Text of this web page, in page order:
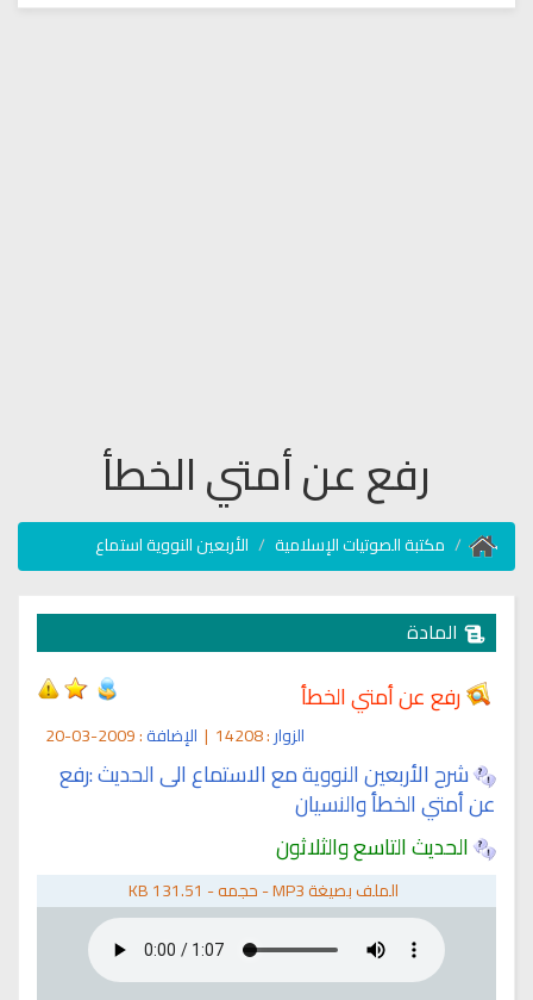
رفع عن أمتي الخطأ
مكتبة الصوتيات الإسلامية الأربعين النووية استماع
المادة
رفع عن أمتي الخطأ
الزوار: 14208
| الإضافة: 2009-03-20
شرح الأربعين النووية مع الاستماع الى الحديث :رفع
عن أمتي الخطأ والنسيان
الحديث التاسع والثلاثون
الملف بصيغة -حجمه - 131.51 KB